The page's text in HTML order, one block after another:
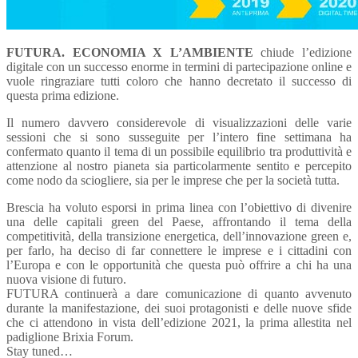
FUTURA. ECONOMIA X L’AMBIENTE chiude l’edizione
digitale con un successo enorme in termini di partecipazione online e
vuole ringraziare tutti coloro che hanno decretato il successo di
questa prima edizione.
Il numero davvero considerevole di visualizzazioni delle varie
sessioni che si sono susseguite per l’intero fine settimana ha
confermato quanto il tema di un possibile equilibrio tra produttività e
attenzione al nostro pianeta sia particolarmente sentito e percepito
come nodo da sciogliere, sia per le imprese che per la società tutta.
Brescia ha voluto esporsi in prima linea con l’obiettivo di divenire
una delle capitali green del Paese, affrontando il tema della
competitività, della transizione energetica, dell’innovazione green e,
per farlo, ha deciso di far connettere le imprese e i cittadini con
l’Europa e con le opportunità che questa può offrire a chi ha una
nuova visione di futuro.
FUTURA continuerà a dare comunicazione di quanto avvenuto
durante la manifestazione, dei suoi protagonisti e delle nuove sfide
che ci attendono in vista dell’edizione 2021, la prima allestita nel
padiglione Brixia Forum.
Stay tuned…